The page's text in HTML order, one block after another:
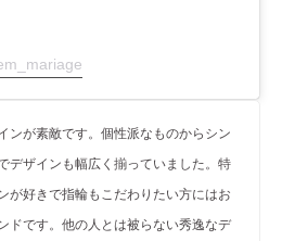
ンが素敵です。個性派なものからシン
デザインも幅広く揃っていました。特
が好きで指輪もこだわりたい方にはお
ドです。他の人とは被らない秀逸なデ